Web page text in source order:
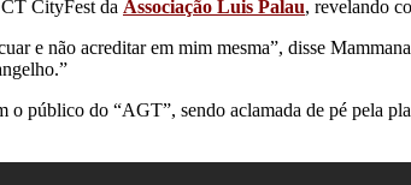
CityFest da Associação Luis Palau, revelando
e não acreditar em mim mesma”, disse
o público do “AGT”, sendo aclamada de pé pela